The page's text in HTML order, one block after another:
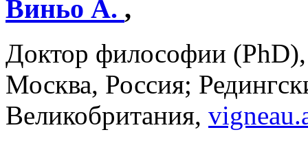
Виньо А. ,
Доктор философии
Москва, Россия;
Великобритания,